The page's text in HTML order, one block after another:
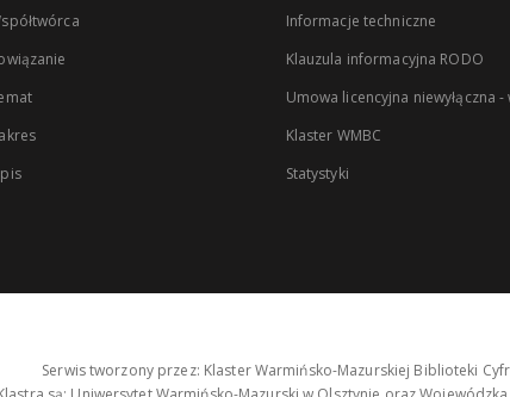
Informacje techniczne
Klauzula informacyjna RODO
Umowa licencyjna niewyłączna
Klaster WMBC
Statystyki
Serwis tworzony przez: Klaster Warmińsko-Mazurskiej Biblioteki